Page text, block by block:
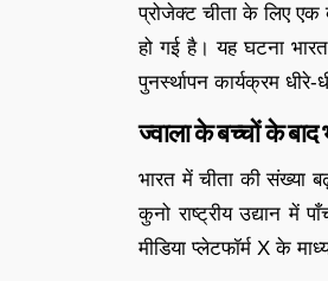
प्रोजेक्ट चीता के लिए
हो गई है। यह घटना
पुनर्स्थापन कार्यक्रम
ज्वाला के बच्चों के
भारत में चीता की संख्या
कुनो राष्ट्रीय उद्यान में
मीडिया प्लेटफॉर्म X के